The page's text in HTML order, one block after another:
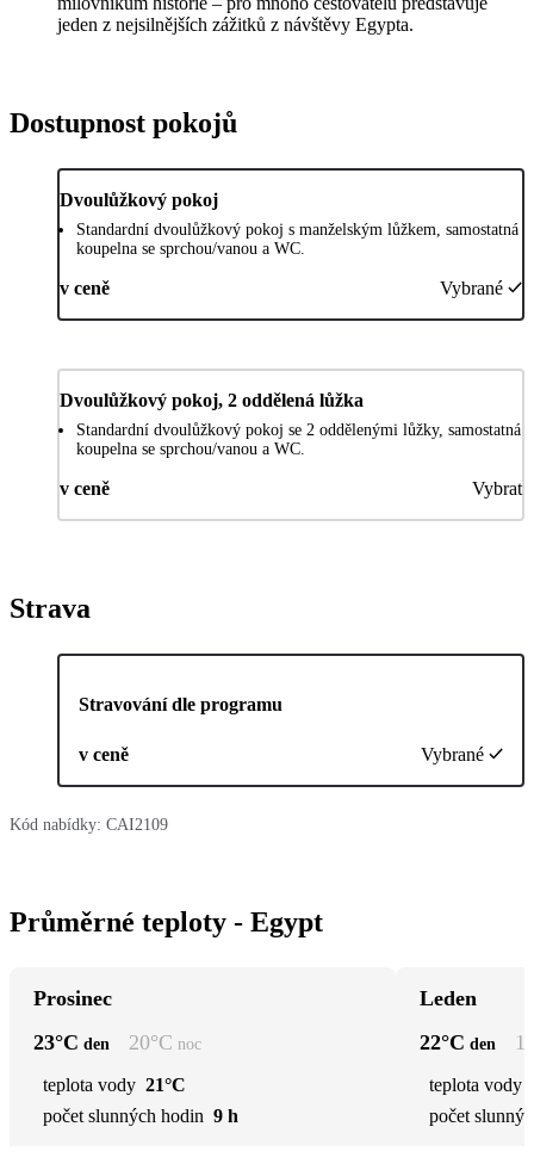
jeden z nejsilnějších zážitků z návštěvy Egypta.
Dostupnost pokojů
Dvoulůžkový pokoj
Standardní dvoulůžkový pokoj s manželským lůžkem, samostatná
koupelna se sprchou/vanou a WC.
v ceně Vybrané
Dvoulůžkový pokoj, 2 oddělená lůžka
Standardní dvoulůžkový pokoj se 2 oddělenými lůžky, samostatná
koupelna se sprchou/vanou a WC.
v ceně Vybrat
Strava
Stravování dle programu
v ceně Vybrané
Kód nabídky: CAI2109
Průměrné teploty - Egypt
Prosinec
23°C den 20°C noc
teplota vody 21°C
počet slunných hodin 9 h
Leden
22°C den
teplota vody
počet